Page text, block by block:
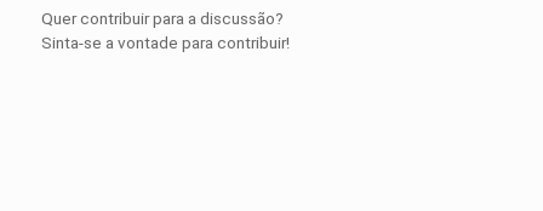
Quer contribuir para a discussão?
Sinta-se a vontade para contribuir!